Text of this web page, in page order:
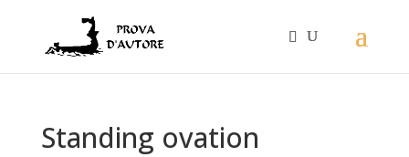
Standing ovation